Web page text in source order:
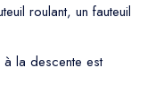
roulant, un fauteuil
la descente est